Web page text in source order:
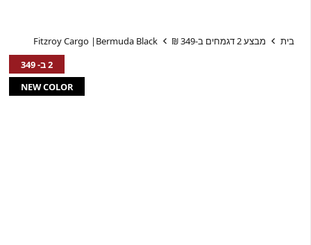
בית מבצע 2 דגמחים ב-349 ₪
Fitzroy Cargo |Bermuda Black
2 ב- 349
NEW COLOR